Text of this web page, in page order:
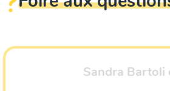
Sandra Bartoli